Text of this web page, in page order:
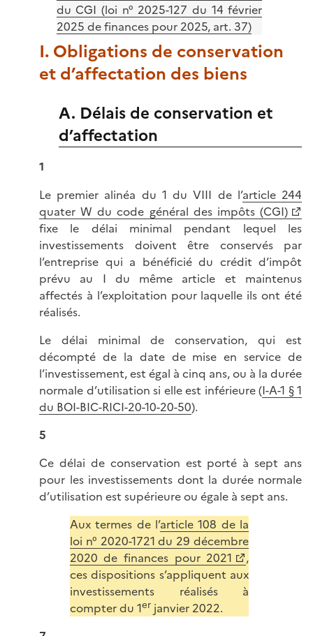
du CGI (loi n° 2025-127 du 14 février
2025 de finances pour 2025, art. 37)
I. Obligations de conservation
et d’affectation des biens
A. Délais de conservation et
d’affectation
1
Le premier alinéa du 1 du VIII de l’article 244
quater W du code général des impôts (CGI)
fixe le délai minimal pendant lequel les
investissements doivent être conservés par
l’entreprise qui a bénéficié du crédit d’impôt
prévu au I du même article et maintenus
affectés à l’exploitation pour laquelle ils ont été
réalisés.
Le délai minimal de conservation, qui est
décompté de la date de mise en service de
l’investissement, est égal à cinq ans, ou à la durée
normale d’utilisation si elle est inférieure (I-A-1 § 1
du BOI-BIC-RICI-20-10-20-50).
5
Ce délai de conservation est porté à sept ans
pour les investissements dont la durée normale
d’utilisation est supérieure ou égale à sept ans.
Aux termes de l’article 108 de la
loi n° 2020-1721 du 29 décembre
2020 de finances pour 2021
,
ces dispositions s’appliquent aux
investissements réalisés à
compter du 1erjanvier 2022.